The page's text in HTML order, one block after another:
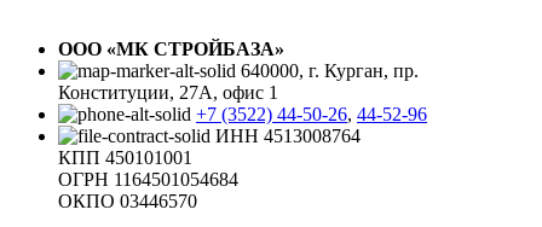
ООО «МК СТРОЙБАЗА»
640000, г. Курган, пр.
Конституции, 27А, офис 1
+7 (3522) 44-50-26, 44-52-96
ИНН 4513008764
КПП 450101001
ОГРН 1164501054684
ОКПО 03446570